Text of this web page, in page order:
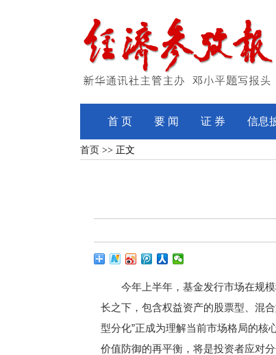
首 页 要 闻 证 券 信息
首页 >> 正文
今年上半年，基金发行市场在规模
长之下，包含权益资产的股票型、混
型分化”正成为理解当前市场格局的
价值防御的再平衡，将是投资者应对分